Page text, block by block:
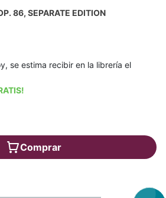
86, SEPARATE EDITION
se estima recibir en la librería el
Comprar